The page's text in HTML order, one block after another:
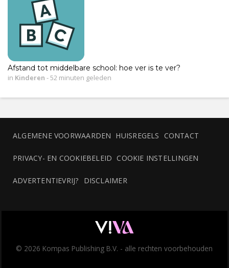
Afstand tot middelbare school: hoe ver is te ver?
in Kinderen -52 minuten geleden
ALGEMENE VOORWAARDEN HUISREGELS CONTACT
PRIVACY- EN COOKIEBELEID COOKIE INSTELLINGEN
ADVERTENTIEVRIJ? DISCLAIMER
© 2026 Kompas Publishing B.V. - alle rechten voorbehouden